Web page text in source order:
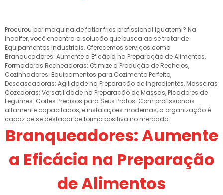
Procurou por maquina de fatiar frios profissional Iguatemi? Na
Incalfer, você encontra a solução que busca ao se tratar de
Equipamentos Industriais. Oferecemos serviços como
Branqueadores: Aumente a Eficácia na Preparação de Alimentos,
Formadoras Recheadoras: Otimize a Produção de Recheios,
Cozinhadores: Equipamentos para Cozimento Perfeito,
Descascadoras: Agilidade na Preparação de Ingredientes, Masseiras
Cozedoras: Versatilidade na Preparação de Massas, Picadores de
Legumes: Cortes Precisos para Seus Pratos. Com profissionais
altamente capacitados, e instalações modernas, a organização é
capaz de se destacar de forma positiva no mercado.
Branqueadores: Aumente
a Eficácia na Preparação
de Alimentos